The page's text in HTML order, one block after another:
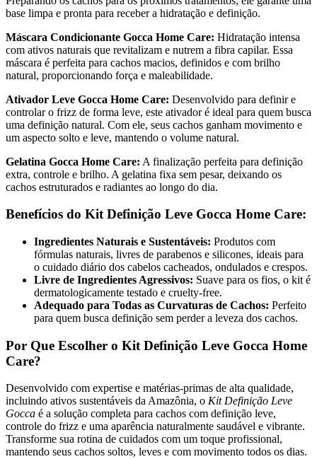
base limpa e pronta para receber a hidratação e definição.
Máscara Condicionante Gocca Home Care: Hidratação intensa
com ativos naturais que revitalizam e nutrem a fibra capilar. Essa
máscara é perfeita para cachos macios, definidos e com brilho
natural, proporcionando força e maleabilidade.
Ativador Leve Gocca Home Care: Desenvolvido para definir e
controlar o frizz de forma leve, este ativador é ideal para quem busca
uma definição natural. Com ele, seus cachos ganham movimento e
um aspecto solto e leve, mantendo o volume natural.
Gelatina Gocca Home Care: A finalização perfeita para definição
extra, controle e brilho. A gelatina fixa sem pesar, deixando os
cachos estruturados e radiantes ao longo do dia.
Benefícios do Kit Definição Leve Gocca Home Care:
Ingredientes Naturais e Sustentáveis: Produtos com
fórmulas naturais, livres de parabenos e silicones, ideais para
o cuidado diário dos cabelos cacheados, ondulados e crespos.
Livre de Ingredientes Agressivos: Suave para os fios, o kit é
dermatologicamente testado e cruelty-free.
Adequado para Todas as Curvaturas de Cachos: Perfeito
para quem busca definição sem perder a leveza dos cachos.
Por Que Escolher o Kit Definição Leve Gocca Home
Care?
Desenvolvido com expertise e matérias-primas de alta qualidade,
incluindo ativos sustentáveis da Amazônia, o Kit Definição Leve
Gocca é a solução completa para cachos com definição leve,
controle do frizz e uma aparência naturalmente saudável e vibrante.
Transforme sua rotina de cuidados com um toque profissional,
mantendo seus cachos soltos, leves e com movimento todos os dias.